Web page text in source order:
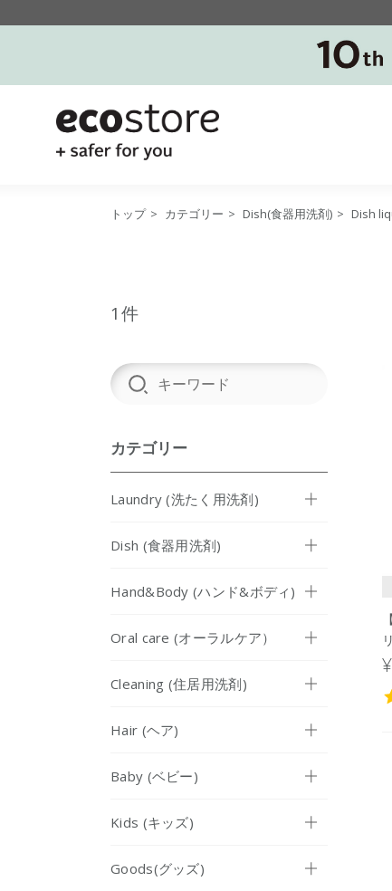
トップ > カテゴリー > Dish(食器用洗剤) > Dish
1件
カテゴリー
Laundry (洗たく用洗剤)
Dish (食器用洗剤)
Hand&Body (ハンド&ボディ)
Oral care (オーラルケア）
Cleaning (住居用洗剤)
Hair (ヘア)
Baby (ベビー)
Kids (キッズ)
Goods(グッズ)